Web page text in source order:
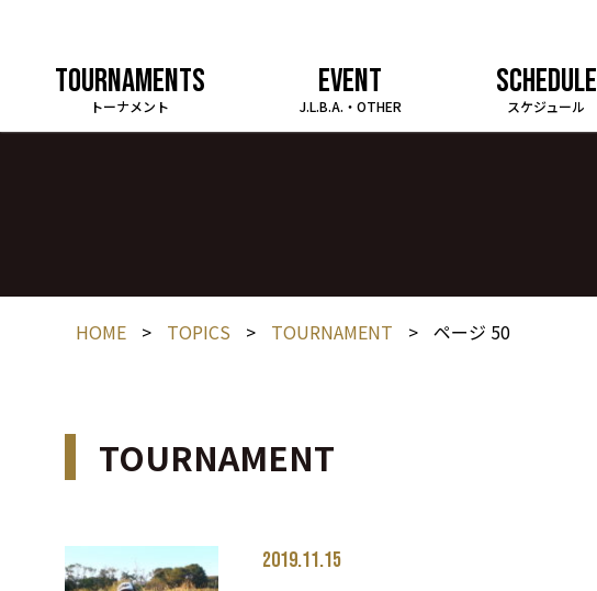
TOURNAMENTS
トーナメント
EVENT
J.L.B.A.・OTHER
SCHEDULE
スケジュール
HOME > TOPICS > TOURNAMENT > ページ 50
TOURNAMENT
2019.11.15